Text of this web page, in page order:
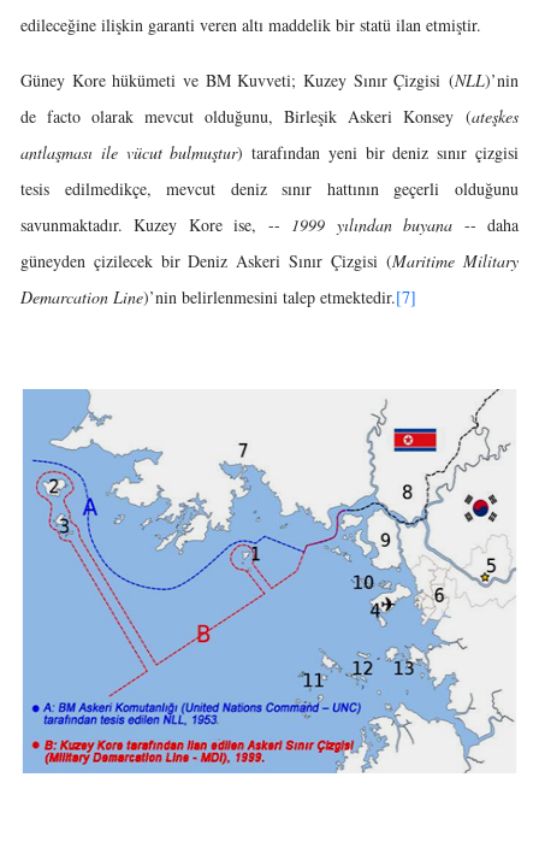
edileceğine ilişkin garanti veren altı maddelik bir statü ilan etmiştir.
Güney Kore hükümeti ve BM Kuvveti; Kuzey Sınır Çizgisi (NLL)’nin
de facto olarak mevcut olduğunu, Birleşik Askeri Konsey (ateşkes
antlaşması ile vücut bulmuştur) tarafından yeni bir deniz sınır çizgisi
tesis edilmedikçe, mevcut deniz sınır hattının geçerli olduğunu
savunmaktadır. Kuzey Kore ise, -- 1999 yılından buyana -- daha
güneyden çizilecek bir Deniz Askeri Sınır Çizgisi (Maritime Military
Demarcation Line)’nin belirlenmesini talep etmektedir.[7]